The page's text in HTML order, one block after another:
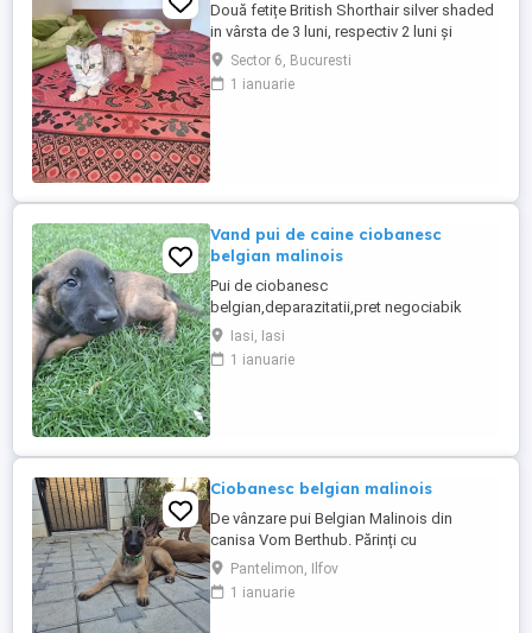
Două fetițe British Shorthair silver shaded
in vârsta de 3 luni, respectiv 2 luni și
jumătate.
Sector 6, Bucuresti
1 ianuarie
Vand pui de caine ciobanesc
belgian malinois
Pui de ciobanesc
belgian,deparazitatii,pret negociabik
Iasi, Iasi
1 ianuarie
Ciobanesc belgian malinois
De vânzare pui Belgian Malinois din
canisa Vom Berthub. Părinți cu
oerformante: -Tatăl din linii NVBK,
descendent din canisa Christoph Joris,
Belgia -Mama : campioană junior
Pantelimon, Ilfov
1 ianuarie